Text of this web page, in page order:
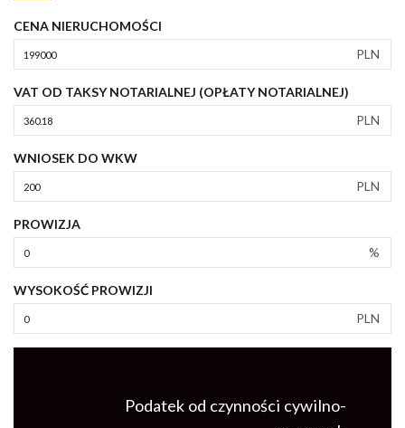
CENA NIERUCHOMOŚCI
PLN
VAT OD TAKSY NOTARIALNEJ (OPŁATY NOTARIALNEJ)
PLN
WNIOSEK DO WKW
PLN
PROWIZJA
%
WYSOKOŚĆ PROWIZJI
PLN
Podatek od czynności cywilno-